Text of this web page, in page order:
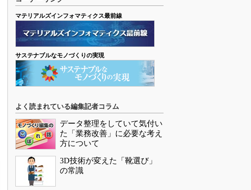
マテリアルズインフォマティクス最前線
サステナブルなモノづくりの実現
よく読まれている編集記者コラム
データ整理をしていて気付い
た「業務改善」に必要な考え
方について
3D技術が変えた「靴選び」
の常識